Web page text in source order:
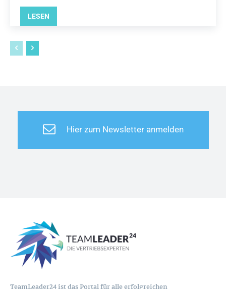
LESEN
Hier zum Newsletter anmelden
TeamLeader24 ist das Portal für alle erfolgreichen